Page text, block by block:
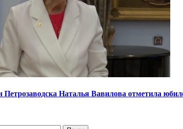
Наталья Вавилова отметила